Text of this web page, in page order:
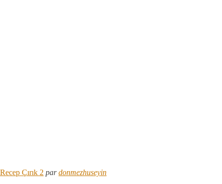
Recep Çırık 2 pardonmezhuseyin